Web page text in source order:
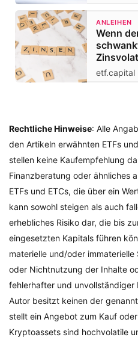
ANLEIHEN
Wenn
etf.capital
Rechtliche Hinweise: Alle
den Artikeln erwähnten ETFs
stellen keine Kaufempfehlung
Finanzberatung oder ähnliches
ETFs und ETCs, die über ein
kann sowohl steigen als auch
erhebliches Risiko dar, die bis
eingesetzten Kapitals führen
materielle und/oder
oder Nichtnutzung der Inhalte
fehlerhafter und
Autor besitzt keinen der
stellt ein Angebot zum Kauf
Kryptoassets sind hochvolatile